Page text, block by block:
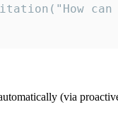
can
(via